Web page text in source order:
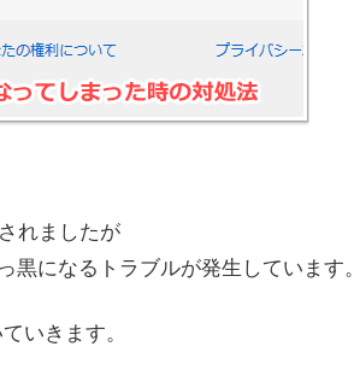
れましたが
になるトラブルが発生しています。
いきます。